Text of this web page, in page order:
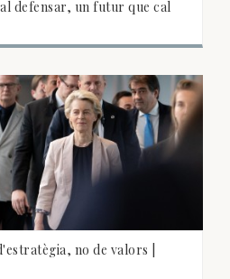
defensar, un futur que cal
no de valors |